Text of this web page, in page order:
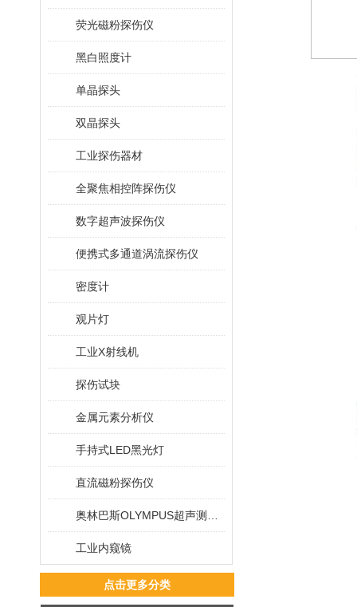
荧光磁粉探伤仪
黑白照度计
单晶探头
双晶探头
工业探伤器材
全聚焦相控阵探伤仪
数字超声波探伤仪
便携式多通道涡流探伤仪
密度计
观片灯
工业X射线机
探伤试块
金属元素分析仪
手持式LED黑光灯
直流磁粉探伤仪
工业内窥镜
点击更多分类